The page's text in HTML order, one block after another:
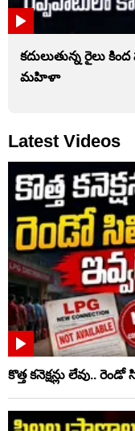
కదులుతున్న రైలు
మహిళా
Latest Videos
కొత్త కనెక్షన్లు లేవు..